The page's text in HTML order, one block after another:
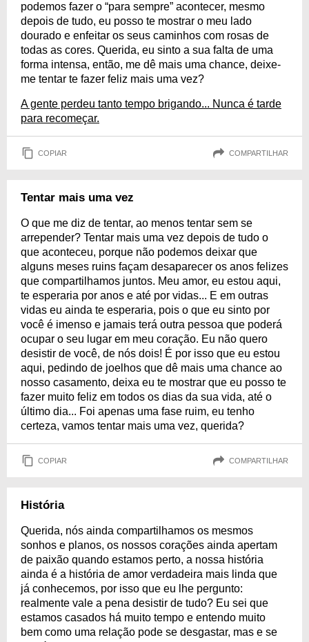
podemos fazer o “para sempre” acontecer, mesmo
depois de tudo, eu posso te mostrar o meu lado
dourado e enfeitar os seus caminhos com rosas de
todas as cores. Querida, eu sinto a sua falta de uma
forma intensa, então, me dê mais uma chance, deixe-
me tentar te fazer feliz mais uma vez?
A gente perdeu tanto tempo brigando... Nunca é tarde
para recomeçar.
COPIAR COMPARTILHAR
Tentar mais uma vez
O que me diz de tentar, ao menos tentar sem se
arrepender? Tentar mais uma vez depois de tudo o
que aconteceu, porque não podemos deixar que
alguns meses ruins façam desaparecer os anos felizes
que compartilhamos juntos. Meu amor, eu estou aqui,
te esperaria por anos e até por vidas... E em outras
vidas eu ainda te esperaria, pois o que eu sinto por
você é imenso e jamais terá outra pessoa que poderá
ocupar o seu lugar em meu coração. Eu não quero
desistir de você, de nós dois! É por isso que eu estou
aqui, pedindo de joelhos que dê mais uma chance ao
nosso casamento, deixa eu te mostrar que eu posso te
fazer muito feliz em todos os dias da sua vida, até o
último dia... Foi apenas uma fase ruim, eu tenho
certeza, vamos tentar mais uma vez, querida?
COPIAR COMPARTILHAR
História
Querida, nós ainda compartilhamos os mesmos
sonhos e planos, os nossos corações ainda apertam
de paixão quando estamos perto, a nossa história
ainda é a história de amor verdadeira mais linda que
já conhecemos, por isso que eu lhe pergunto:
realmente vale a pena desistir de tudo? Eu sei que
estamos casados há muito tempo e entendo muito
bem como uma relação pode se desgastar, mas e se